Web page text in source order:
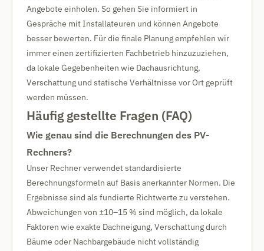
Angebote einholen. So gehen Sie informiert in
Gespräche mit Installateuren und können Angebote
besser bewerten. Für die finale Planung empfehlen wir
immer einen zertifizierten Fachbetrieb hinzuzuziehen,
da lokale Gegebenheiten wie Dachausrichtung,
Verschattung und statische Verhältnisse vor Ort geprüft
werden müssen.
Häufig gestellte Fragen (FAQ)
Wie genau sind die Berechnungen des PV-
Rechners?
Unser Rechner verwendet standardisierte
Berechnungsformeln auf Basis anerkannter Normen. Die
Ergebnisse sind als fundierte Richtwerte zu verstehen.
Abweichungen von ±10–15 % sind möglich, da lokale
Faktoren wie exakte Dachneigung, Verschattung durch
Bäume oder Nachbargebäude nicht vollständig